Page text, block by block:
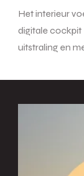
Het interieur
digitale cockpit
uitstraling en